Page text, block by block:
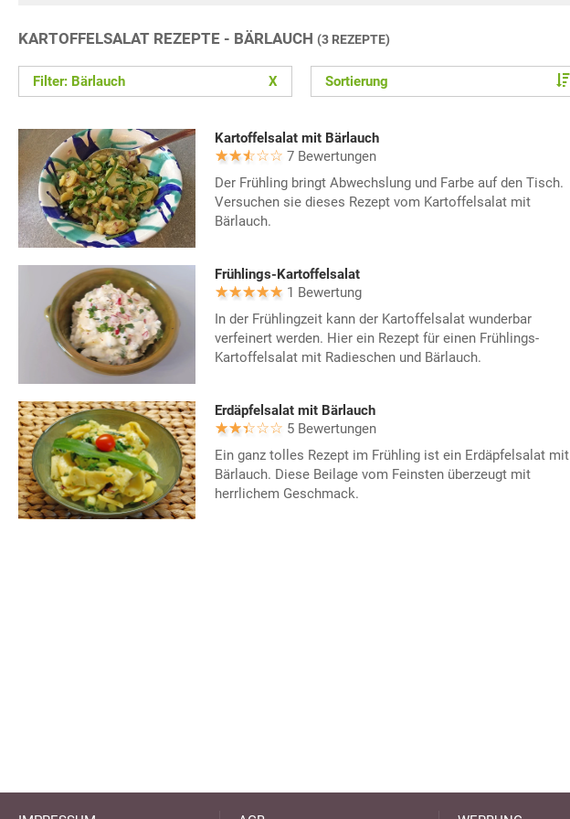
KARTOFFELSALAT REZEPTE - BÄRLAUCH (3 REZEPTE)
Filter: Bärlauch X Sortierung
Kartoffelsalat mit Bärlauch
7 Bewertungen
Der Frühling bringt Abwechslung und Farbe auf den Tisch.
Versuchen sie dieses Rezept vom Kartoffelsalat mit
Bärlauch.
Frühlings-Kartoffelsalat
1 Bewertung
In der Frühlingzeit kann der Kartoffelsalat wunderbar
verfeinert werden. Hier ein Rezept für einen Frühlings-
Kartoffelsalat mit Radieschen und Bärlauch.
Erdäpfelsalat mit Bärlauch
5 Bewertungen
Ein ganz tolles Rezept im Frühling ist ein Erdäpfelsalat mit
Bärlauch. Diese Beilage vom Feinsten überzeugt mit
herrlichem Geschmack.